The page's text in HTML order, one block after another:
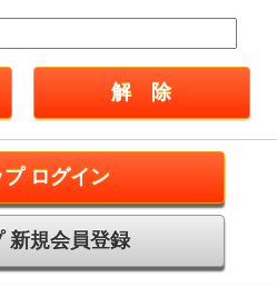
プ ログイン
新規会員登録